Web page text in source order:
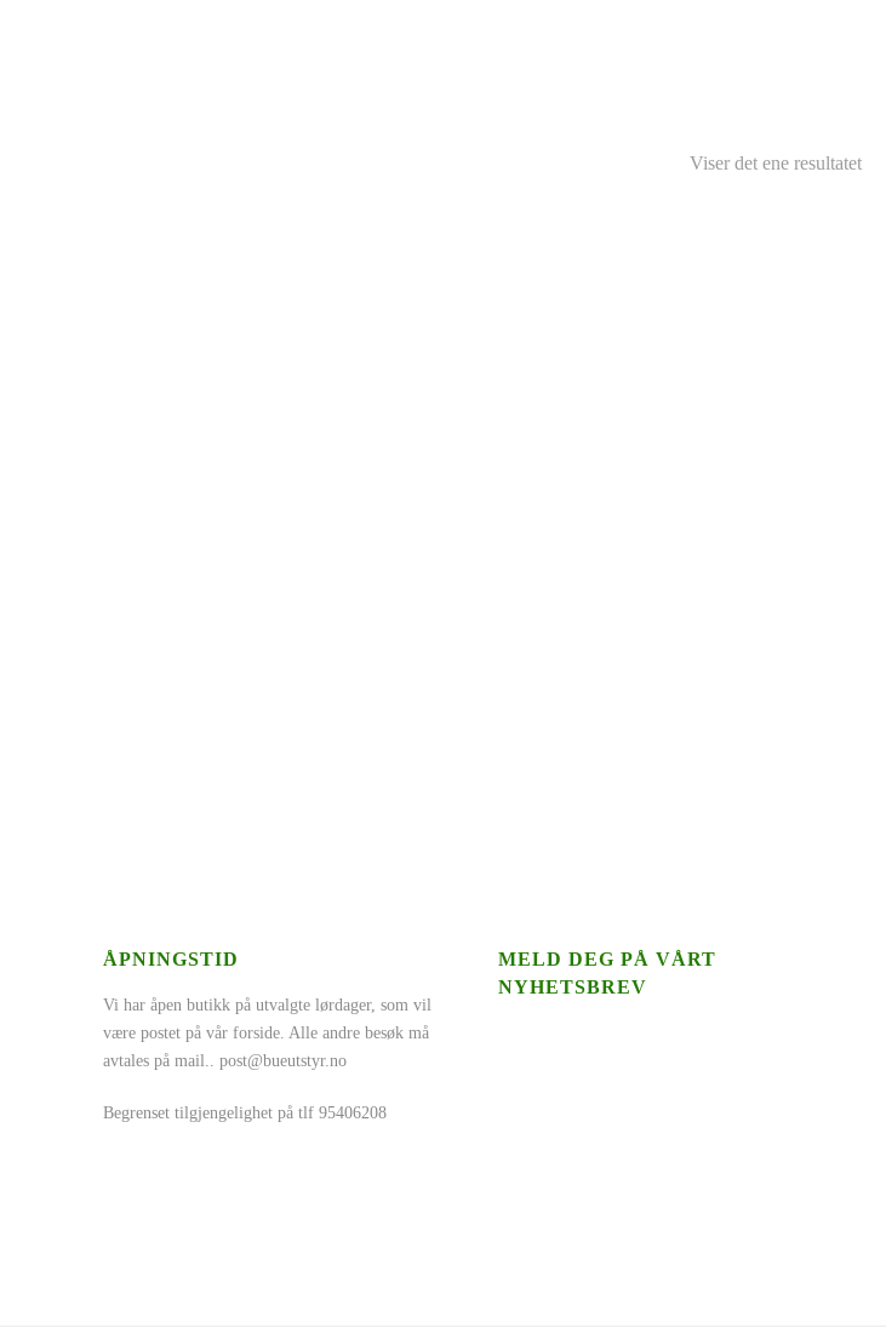
Viser det ene resultatet
ÅPNINGSTID
Vi har åpen butikk på utvalgte lørdager, som vil
være postet på vår forside. Alle andre besøk må
avtales på mail..post@bueutstyr.no
Begrenset tilgjengelighet på tlf 95406208
MELD DEG PÅ VÅRT
NYHETSBREV